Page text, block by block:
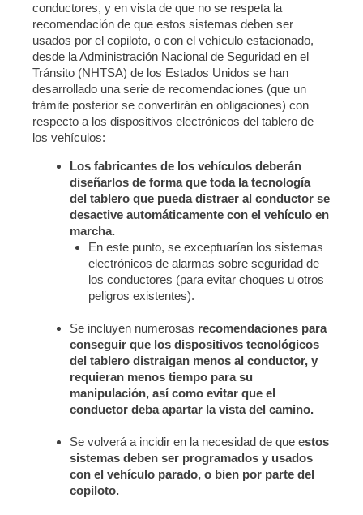
conductores, y en vista de que no se respeta la
recomendación de que estos sistemas deben ser
usados por el copiloto, o con el vehículo estacionado,
desde la Administración Nacional de Seguridad en el
Tránsito (NHTSA) de los Estados Unidos se han
desarrollado una serie de recomendaciones (que un
trámite posterior se convertirán en obligaciones) con
respecto a los dispositivos electrónicos del tablero de
los vehículos:
Los fabricantes de los vehículos deberán
diseñarlos de forma que toda la tecnología
del tablero que pueda distraer al conductor se
desactive automáticamente con el vehículo en
marcha.
En este punto, se exceptuarían los sistemas
electrónicos de alarmas sobre seguridad de
los conductores (para evitar choques u otros
peligros existentes).
Se incluyen numerosas recomendaciones para
conseguir que los dispositivos tecnológicos
del tablero distraigan menos al conductor, y
requieran menos tiempo para su
manipulación, así como evitar que el
conductor deba apartar la vista del camino.
Se volverá a incidir en la necesidad de que estos
sistemas deben ser programados y usados
con el vehículo parado, o bien por parte del
copiloto.